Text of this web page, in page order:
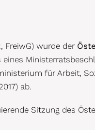
FreiwG) wurde der
eines
für Arbeit,
ab.
Sitzung des